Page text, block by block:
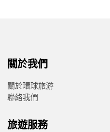
關於我們
關於環球旅游
聯絡我們
旅遊服務